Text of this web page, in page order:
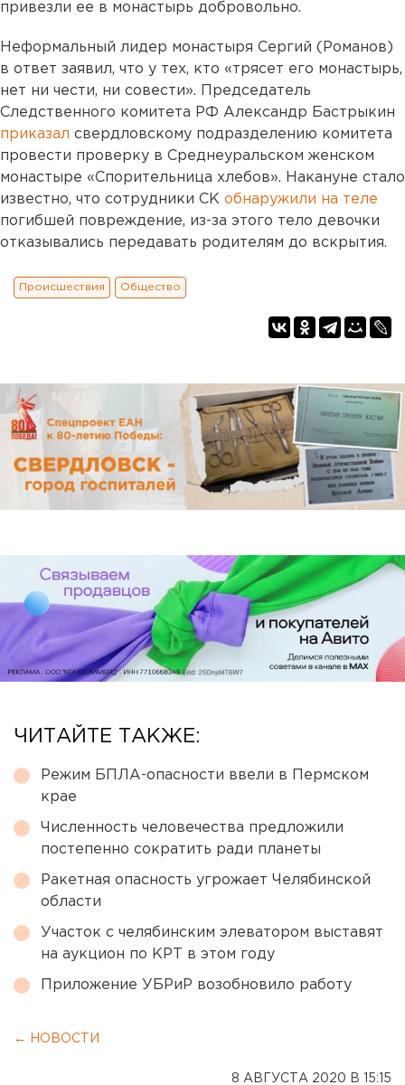
привезли ее в монастырь добровольно.
Неформальный лидер монастыря Сергий (Романов)
в ответ заявил, что у тех, кто «трясет его монастырь,
нет ни чести, ни совести». Председатель
Следственного комитета РФ Александр Бастрыкин
приказал свердловскому подразделению комитета
провести проверку в Среднеуральском женском
монастыре «Спорительница хлебов». Накануне стало
известно, что сотрудники СК обнаружили на теле
погибшей повреждение, из-за этого тело девочки
отказывались передавать родителям до вскрытия.
Происшествия Общество
ЧИТАЙТЕ ТАКЖЕ:
Режим БПЛА-опасности ввели в Пермском
крае
Численность человечества предложили
постепенно сократить ради планеты
Ракетная опасность угрожает Челябинской
области
Участок с челябинским элеватором выставят
на аукцион по КРТ в этом году
Приложение УБРиР возобновило работу
← НОВОСТИ
8 АВГУСТА 2020 В 15:15